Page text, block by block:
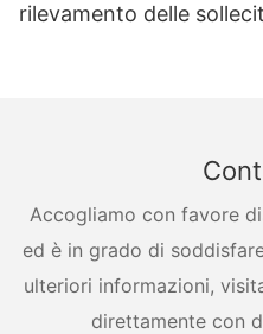
rilevamento delle
Accogliamo con favore
ed è in grado di
ulteriori informazioni,
direttamente con